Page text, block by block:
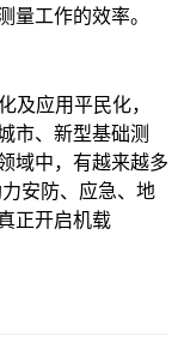
量工作的效率。
应用平民化，
市、新型基础测
域中，有越来越多
安防、应急、地
正开启机载